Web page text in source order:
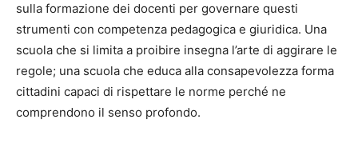
sulla formazione dei docenti per governare questi
strumenti con competenza pedagogica e giuridica. Una
scuola che si limita a proibire insegna l’arte di aggirare le
regole; una scuola che educa alla consapevolezza forma
cittadini capaci di rispettare le norme perché ne
comprendono il senso profondo.